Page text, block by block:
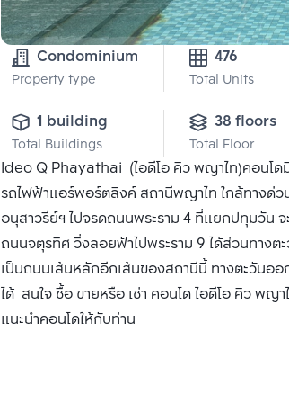
Condominium
Property type
476
Total Units
1 building
Total Buildings
38 floors
Total Floor
Ideo Q Phayathai (ไอดีโอ คิว พญาไท)คอนโด
รถไฟฟ้าแอร์พอร์ตลิงค์ สถานีพญาไท ใกล้ทางด่
อนุสาวรีย์ฯ ไปจรดถนนพระราม 4 ที่แยกปทุมวัน
ถนนจตุรทิศ วิ่งลอยฟ้าไปพระราม 9 ได้ส่วนทาง
เป็นถนนเส้นหลักอีกเส้นของสถานีนี้ ทางตะวันอ
ได้ สนใจ ซื้อ ขายหรือ เช่า คอนโด ไอดีโอ คิว พ
แนะนำคอนโดให้กับท่าน